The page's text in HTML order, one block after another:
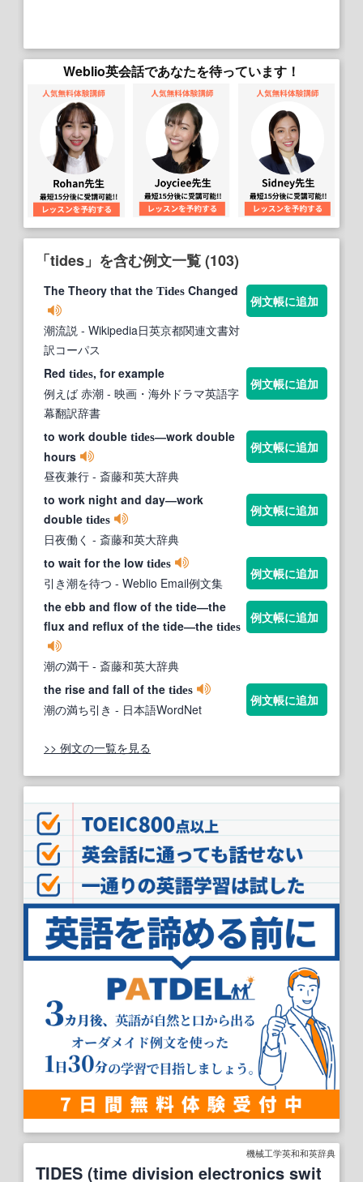
Weblio英会話であなたを待っています！
「tides」を含む例文一覧 (103)
The Theory that the Tides Changed
潮流説 - Wikipedia日英京都関連文書対
訳コーパス
例文帳に追加
Red tides, for example
例えば 赤潮 - 映画・海外ドラマ英語字
幕翻訳辞書
例文帳に追加
to work double tides―work double
hours
昼夜兼行 - 斎藤和英大辞典
例文帳に追加
to work night and day―work
double tides
日夜働く - 斎藤和英大辞典
例文帳に追加
to wait for the low tides
引き潮を待つ - Weblio Email例文集
例文帳に追加
the ebb and flow of the tide―the
flux and reflux of the tide―the tides
潮の満干 - 斎藤和英大辞典
例文帳に追加
the rise and fall of the tides
潮の満ち引き - 日本語WordNet
例文帳に追加
>> 例文の一覧を見る
機械工学英和和英辞典
TIDES (time division electronics swit